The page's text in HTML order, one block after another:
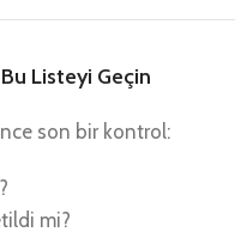
Listeyi Geçin
son bir kontrol:
mi?